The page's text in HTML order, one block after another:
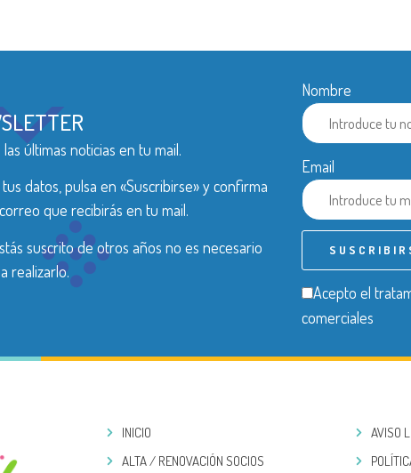
las últimas noticias en tu mail.
datos, pulsa en «Suscribirse» y confirma
que recibirás en tu mail.
suscrito de otros años no es necesario
realizarlo.
Nombre
Email
Acepto el
comerciales
INICIO
ALTA / RENOVACIÓN SOCIOS
AVISO